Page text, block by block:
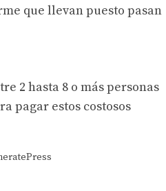
que llevan puesto pasan
2 hasta 8 o más personas
pagar estos costosos